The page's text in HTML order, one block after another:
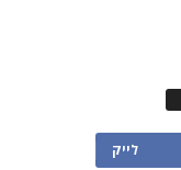
לייק